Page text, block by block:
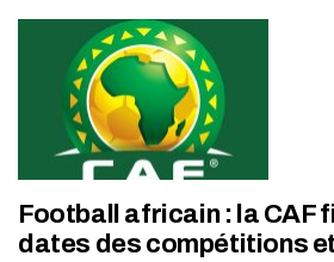
Football africain : la CAF
dates des compétitions